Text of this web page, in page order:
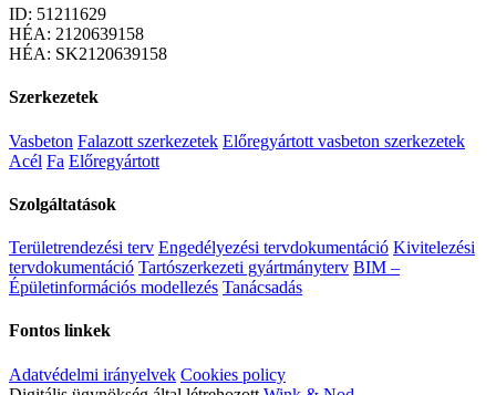
ID: 51211629
HÉA: 2120639158
HÉA: SK2120639158
Szerkezetek
Vasbeton Falazott szerkezetek Előregyártott vasbeton szerkezetek
Acél Fa Előregyártott
Szolgáltatások
Területrendezési terv Engedélyezési tervdokumentáció Kivitelezési
tervdokumentáció Tartószerkezeti gyártmányterv BIM –
Épületinformációs modellezés Tanácsadás
Fontos linkek
Adatvédelmi irányelvek Cookies policy